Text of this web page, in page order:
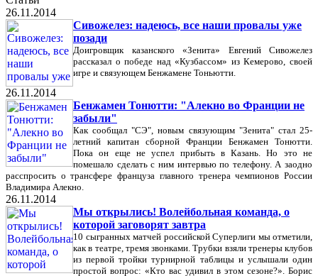
26.11.2014
Сивожелез: надеюсь, все наши провалы уже
позади
Доигровщик казанского «Зенита» Евгений Сивожелез
рассказал о победе над «Кузбассом» из Кемерово, своей
игре и связующем Бенжамене Тоньютти.
26.11.2014
Бенжамен Тонютти: "Алекно во Франции не
забыли"
Как сообщал "СЭ", новым связующим "Зенита" стал 25-
летний капитан сборной Франции Бенжамен Тонютти.
Пока он еще не успел прибыть в Казань. Но это не
помешало сделать с ним интервью по телефону. А заодно
расспросить о трансфере француза главного тренера чемпионов России
Владимира Алекно.
26.11.2014
Мы открылись! Волейбольная команда, о
которой заговорят завтра
10 сыгранных матчей российской Суперлиги мы отметили,
как в театре, тремя звонками. Трубки взяли тренеры клубов
из первой тройки турнирной таблицы и услышали один
простой вопрос: «Кто вас удивил в этом сезоне?». Борис